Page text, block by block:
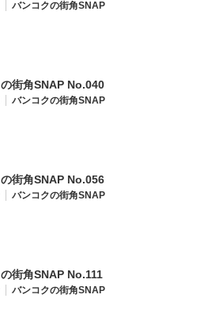
バンコクの街角SNAP
街角SNAP No.040
バンコクの街角SNAP
街角SNAP No.056
バンコクの街角SNAP
街角SNAP No.111
バンコクの街角SNAP